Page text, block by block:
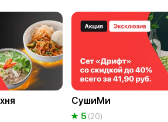
СушиМи
5(20)